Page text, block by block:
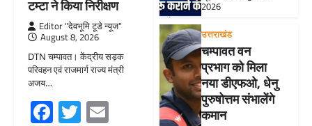
टम्टा ने किया निरीक्षण
Editor "देवभूमि टूडे न्यूज"
August 8, 2026
DTN चम्पावत। केंद्रीय सड़क
परिवहन एवं राजमार्ग राज्य मंत्री
अजय…
Facebook
TwitterEmail
2026
उत्तराखंड
चम्पावत वन
प्रभाग को मिला
नया डीएफओ, धेनु
पुरुषोत्तम संभालेंगे
कमान